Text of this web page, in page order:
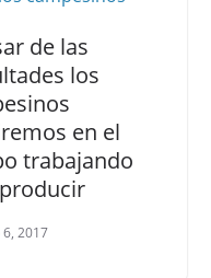
de las
los
en el
trabajando
2017